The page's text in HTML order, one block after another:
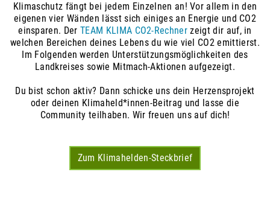
Klimaschutz fängt bei jedem Einzelnen an! Vor allem in den
eigenen vier Wänden lässt sich einiges an Energie und CO2
einsparen. Der TEAM KLIMA CO2-Rechner zeigt dir auf, in
welchen Bereichen deines Lebens du wie viel CO2 emittierst.
Im Folgenden werden Unterstützungsmöglichkeiten des
Landkreises sowie Mitmach-Aktionen aufgezeigt.
Du bist schon aktiv? Dann schicke uns dein Herzensprojekt
oder deinen Klimaheld*innen-Beitrag und lasse die
Community teilhaben. Wir freuen uns auf dich!
Zum Klimahelden-Steckbrief